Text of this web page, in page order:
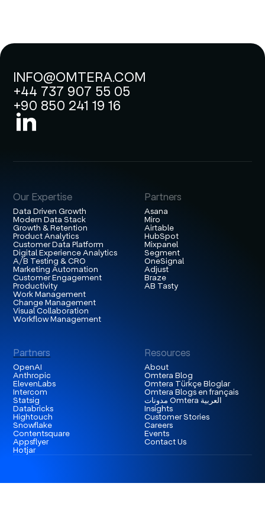
INFO@OMTERA.COM
+44 737 907 55 05
+90 850 241 19 16
Our Expertise
Data Driven Growth
Modern Data Stack
Growth & Retention
Product Analytics
Customer Data Platform
Digital Experience Analytics
A/B Testing & CRO
Marketing Automation
Customer Engagement
Productivity
Work Management
Change Management
Visual Collaboration
Workflow Management
Partners
Asana
Miro
Airtable
HubSpot
Mixpanel
Segment
OneSignal
Adjust
Braze
AB Tasty
Partners
OpenAI
Anthropic
ElevenLabs
Intercom
Statsig
Databricks
Hightouch
Snowflake
Contentsquare
Appsflyer
Hotjar
Resources
About
Omtera Blog
Omtera Türkçe Bloglar
Omtera Blogs en français
مدونات Omtera العربية
Insights
Customer Stories
Careers
Events
Contact Us